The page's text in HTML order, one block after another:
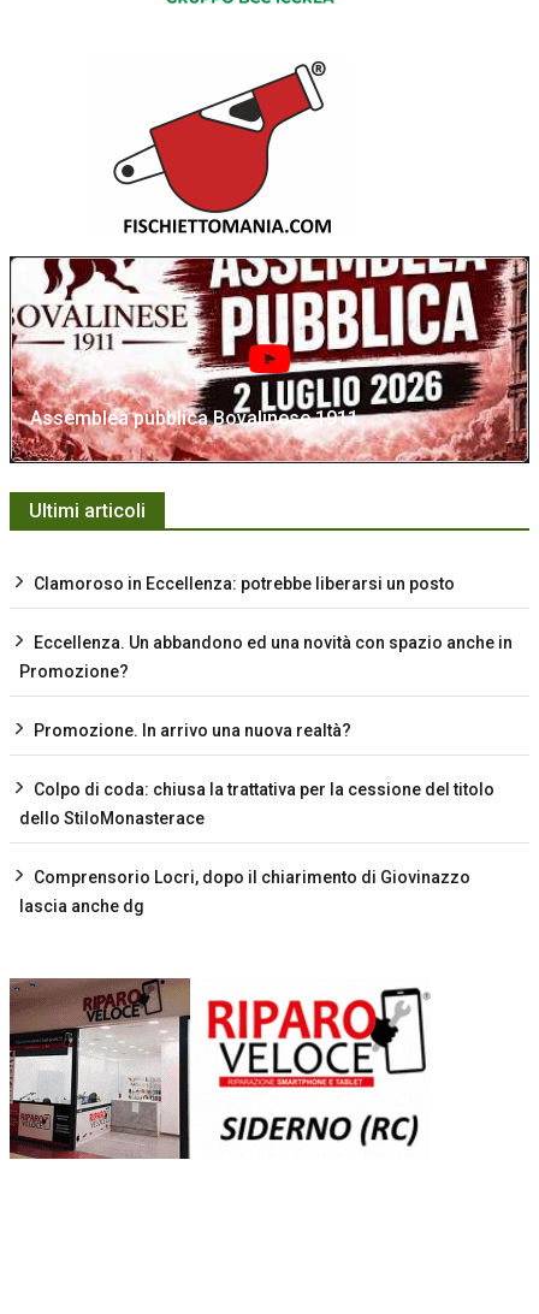
Assemblea pubblica Bovalinese 1911
Ultimi articoli
Clamoroso in Eccellenza: potrebbe liberarsi un posto
Eccellenza. Un abbandono ed una novità con spazio anche in
Promozione?
Promozione. In arrivo una nuova realtà?
Colpo di coda: chiusa la trattativa per la cessione del titolo
dello StiloMonasterace
Comprensorio Locri, dopo il chiarimento di Giovinazzo
lascia anche dg